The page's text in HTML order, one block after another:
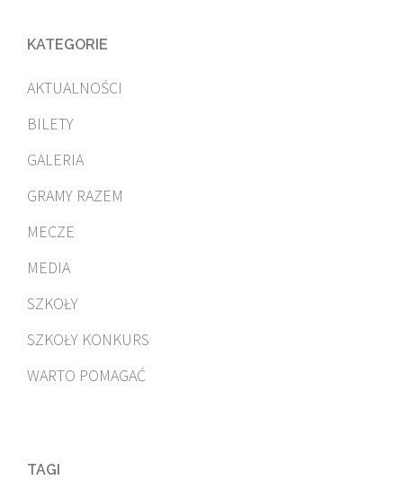
KATEGORIE
AKTUALNOŚCI
BILETY
GALERIA
GRAMY RAZEM
MECZE
MEDIA
SZKOŁY
SZKOŁY KONKURS
WARTO POMAGAĆ
TAGI